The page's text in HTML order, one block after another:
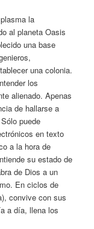
la
al planeta Oasis
una base
una colonia.
los
alienado. Apenas
de hallarse a
puede
en texto
a la hora de
su estado de
de Dios a un
En ciclos de
convive con sus
a día, llena los